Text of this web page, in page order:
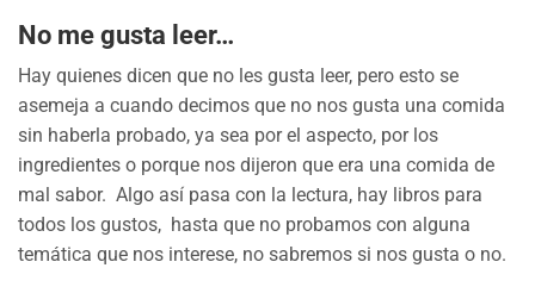
No me gusta leer…
Hay quienes dicen que no les gusta leer, pero esto se
asemeja a cuando decimos que no nos gusta una comida
sin haberla probado, ya sea por el aspecto, por los
ingredientes o porque nos dijeron que era una comida de
mal sabor. Algo así pasa con la lectura, hay libros para
todos los gustos, hasta que no probamos con alguna
temática que nos interese, no sabremos si nos gusta o no.